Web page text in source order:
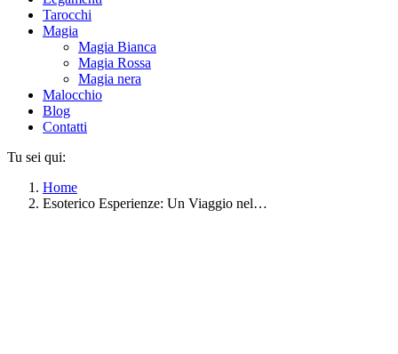
Tarocchi
Magia
Magia Bianca
Magia Rossa
Magia nera
Malocchio
Blog
Contatti
Tu sei qui:
Home
Esoterico Esperienze: Un Viaggio nel…